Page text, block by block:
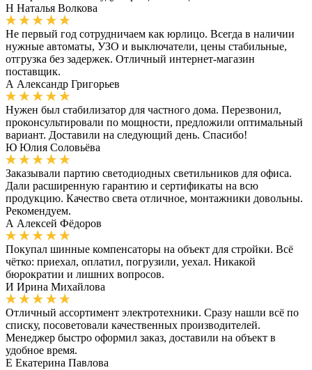
Н Наталья Волкова
Не первый год сотрудничаем как юрлицо. Всегда в наличии
нужные автоматы, УЗО и выключатели, цены стабильные,
отгрузка без задержек. Отличный интернет-магазин
поставщик.
А Александр Григорьев
Нужен был стабилизатор для частного дома. Перезвонил,
проконсультировали по мощности, предложили оптимальный
вариант. Доставили на следующий день. Спасибо!
Ю Юлия Соловьёва
Заказывали партию светодиодных светильников для офиса.
Дали расширенную гарантию и сертификаты на всю
продукцию. Качество света отличное, монтажники довольны.
Рекомендуем.
А Алексей Фёдоров
Покупал шинные компенсаторы на объект для стройки. Всё
чётко: приехал, оплатил, погрузили, уехал. Никакой
бюрократии и лишних вопросов.
И Ирина Михайлова
Отличный ассортимент электротехники. Сразу нашли всё по
списку, посоветовали качественных производителей.
Менеджер быстро оформил заказ, доставили на объект в
удобное время.
Е Екатерина Павлова